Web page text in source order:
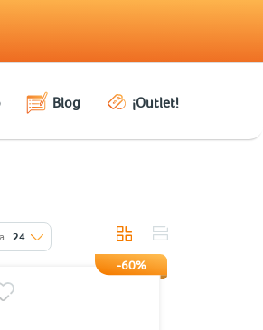
Blog ¡Outlet!
24
-60%